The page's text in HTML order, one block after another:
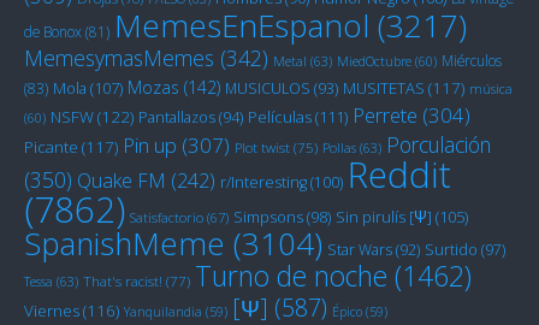
de Bonox(81) MemesEnEspanol (3217)
MemesymasMemes (342) Metal (63) MiedOctubre (60) Miérculos
(83) Mola (107) Mozas (142) MUSICULOS (93) MUSITETAS (117) música
(60) NSFW(122) Pantallazos(94) Películas(111) Perrete (304)
Picante (117) Pin up (307) Plot twist (75) Pollas (63) Porculación
(350) Quake FM (242) r/Interesting(100) Reddit
(7862) Satisfactorio (67) Simpsons(98) Sin pirulís [Ψ] (105)
SpanishMeme (3104) Star Wars(92) Surtido (97)
Tessa (63) That's racist! (77) Turno de noche (1462)
Viernes(116) Yanquilandia (59) [Ψ] (587) Épico (59)